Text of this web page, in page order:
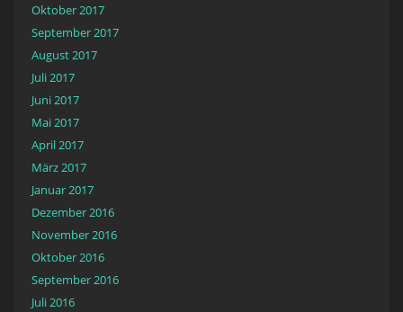
Oktober 2017
September 2017
August 2017
Juli 2017
Juni 2017
Mai 2017
April 2017
März 2017
Januar 2017
Dezember 2016
November 2016
Oktober 2016
September 2016
Juli 2016